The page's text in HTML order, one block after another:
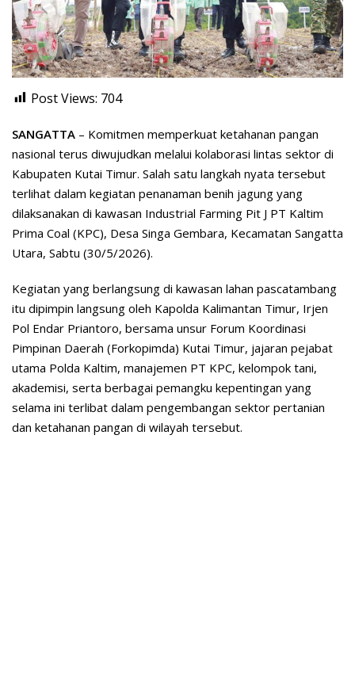
Post Views: 704
SANGATTA – Komitmen memperkuat ketahanan pangan
nasional terus diwujudkan melalui kolaborasi lintas sektor di
Kabupaten Kutai Timur. Salah satu langkah nyata tersebut
terlihat dalam kegiatan penanaman benih jagung yang
dilaksanakan di kawasan Industrial Farming Pit J PT Kaltim
Prima Coal (KPC), Desa Singa Gembara, Kecamatan Sangatta
Utara, Sabtu (30/5/2026).
Kegiatan yang berlangsung di kawasan lahan pascatambang
itu dipimpin langsung oleh Kapolda Kalimantan Timur, Irjen
Pol Endar Priantoro, bersama unsur Forum Koordinasi
Pimpinan Daerah (Forkopimda) Kutai Timur, jajaran pejabat
utama Polda Kaltim, manajemen PT KPC, kelompok tani,
akademisi, serta berbagai pemangku kepentingan yang
selama ini terlibat dalam pengembangan sektor pertanian
dan ketahanan pangan di wilayah tersebut.